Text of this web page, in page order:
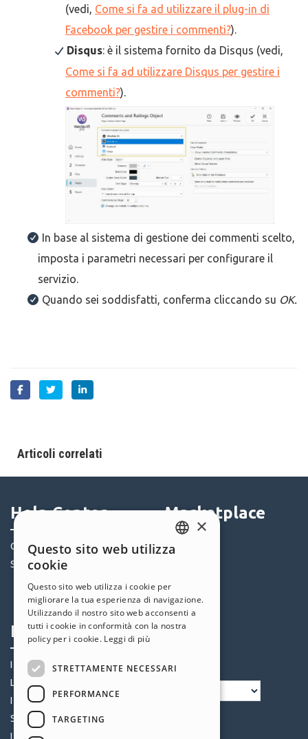
(vedi, Come si fa ad utilizzare il plug-in di
Facebook per gestire i commenti?).
Disqus: è il sistema fornito da Disqus (vedi,
Come si fa ad utilizzare Disqus per gestire i
commenti?).
In base al sistema di gestione dei commenti scelto,
imposta i parametri necessari per configurare il
servizio.
Quando sei soddisfatti, conferma cliccando su OK.
Articoli correlati
Help Center
Community
Siti Utenti
Marketplace
Templates
Offerte
Profilo
I miei post
Le mie Licenze
I miei Download
Spazio Web
I miei Crediti
Seguici
ENGLISH
GERMAN
SPANISH
POLISH
×
Questo sito web utilizza
cookie
Questo sito web utilizza i cookie per
migliorare la tua esperienza di navigazione.
Utilizzando il nostro sito web acconsenti a
tutti i cookie in conformità con la nostra
policy per i cookie. Leggi di più
STRETTAMENTE NECESSARI
PERFORMANCE
TARGETING